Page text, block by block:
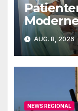
Urologie
AUG. 8, 2026
NEWS REGIONAL